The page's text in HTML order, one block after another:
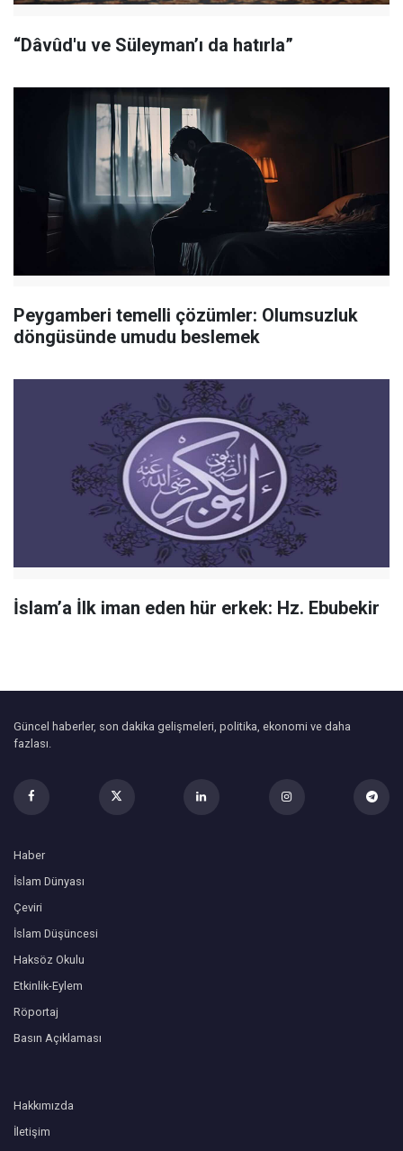
“Dâvûd'u ve Süleyman’ı da hatırla”
Peygamberi temelli çözümler: Olumsuzluk
döngüsünde umudu beslemek
İslam’a İlk iman eden hür erkek: Hz. Ebubekir
Güncel haberler, son dakika gelişmeleri, politika, ekonomi ve daha
fazlası.
Haber
İslam Dünyası
Çeviri
İslam Düşüncesi
Haksöz Okulu
Etkinlik-Eylem
Röportaj
Basın Açıklaması
Hakkımızda
İletişim